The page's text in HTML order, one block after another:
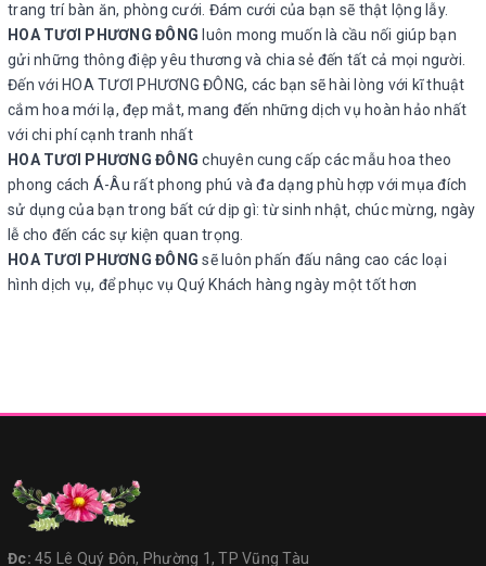
trang trí bàn ăn, phòng cưới. Đám cưới của bạn sẽ thật lộng lẫy.
HOA TƯƠI PHƯƠNG ĐÔNG luôn mong muốn là cầu nối giúp bạn
gửi những thông điệp yêu thương và chia sẻ đến tất cả mọi người.
Đến với HOA TƯƠI PHƯƠNG ĐÔNG, các bạn sẽ hài lòng với kĩ thuật
cắm hoa mới lạ, đẹp mắt, mang đến những dịch vụ hoàn hảo nhất
với chi phí cạnh tranh nhất
HOA TƯƠI PHƯƠNG ĐÔNG chuyên cung cấp các mẫu hoa theo
phong cách Á-Âu rất phong phú và đa dạng phù hợp với mụa đích
sử dụng của bạn trong bất cứ dịp gì: từ sinh nhật, chúc mừng, ngày
lễ cho đến các sự kiện quan trọng.
HOA TƯƠI PHƯƠNG ĐÔNG sẽ luôn phấn đấu nâng cao các loại
hình dịch vụ, để phục vụ Quý Khách hàng ngày một tốt hơn
Đc: 45 Lê Quý Đôn, Phường 1, TP Vũng Tàu